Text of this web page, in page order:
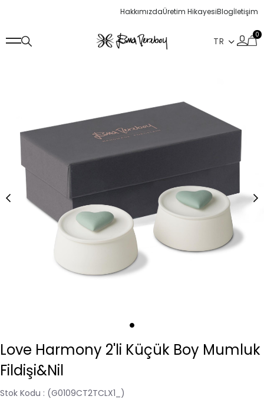
HakkımızdaÜretim HikayesiBlogİletişim
0
Love Harmony 2'li Küçük Boy Mumluk
Fildişi&Nil
Stok Kodu (G0109CT2TCLX1_)